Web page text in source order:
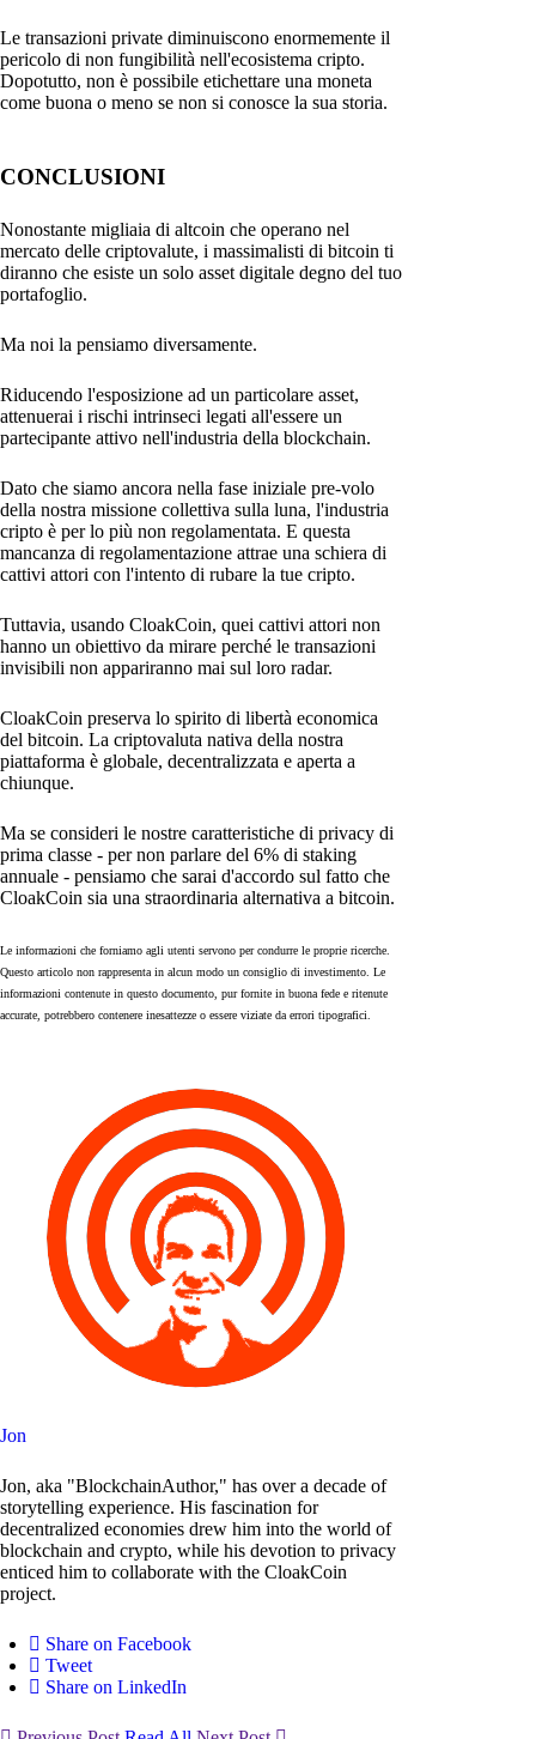
Le transazioni private diminuiscono enormemente il
pericolo di non fungibilità nell'ecosistema cripto.
Dopotutto, non è possibile etichettare una moneta
come buona o meno se non si conosce la sua storia.
CONCLUSIONI
Nonostante migliaia di altcoin che operano nel
mercato delle criptovalute, i massimalisti di bitcoin ti
diranno che esiste un solo asset digitale degno del tuo
portafoglio.
Ma noi la pensiamo diversamente.
Riducendo l'esposizione ad un particolare asset,
attenuerai i rischi intrinseci legati all'essere un
partecipante attivo nell'industria della blockchain.
Dato che siamo ancora nella fase iniziale pre-volo
della nostra missione collettiva sulla luna, l'industria
cripto è per lo più non regolamentata. E questa
mancanza di regolamentazione attrae una schiera di
cattivi attori con l'intento di rubare la tue cripto.
Tuttavia, usando CloakCoin, quei cattivi attori non
hanno un obiettivo da mirare perché le transazioni
invisibili non appariranno mai sul loro radar.
CloakCoin preserva lo spirito di libertà economica
del bitcoin. La criptovaluta nativa della nostra
piattaforma è globale, decentralizzata e aperta a
chiunque.
Ma se consideri le nostre caratteristiche di privacy di
prima classe - per non parlare del 6% di staking
annuale - pensiamo che sarai d'accordo sul fatto che
CloakCoin sia una straordinaria alternativa a bitcoin.
Le informazioni che forniamo agli utenti servono per condurre le proprie ricerche.
Questo articolo non rappresenta in alcun modo un consiglio di investimento. Le
informazioni contenute in questo documento, pur fornite in buona fede e ritenute
accurate, potrebbero contenere inesattezze o essere viziate da errori tipografici.
Jon
Jon, aka "BlockchainAuthor," has over a decade of
storytelling experience. His fascination for
decentralized economies drew him into the world of
blockchain and crypto, while his devotion to privacy
enticed him to collaborate with the CloakCoin
project.
Share on Facebook
Tweet
Share on LinkedIn